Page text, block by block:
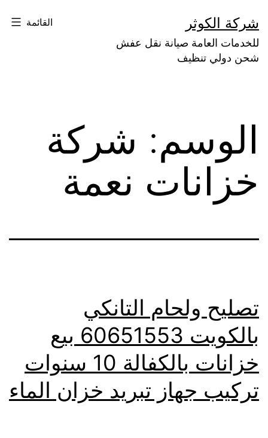
إلى
المحتوى
شركة الكوثر
للخدمات العامة صيانة نقل عفش
شحن دولي تنظيف
القائمة
الوسم: شركة
خزانات نعمة
تصليح ولحام التانكي
بالكويت 60651553 بيع
خزانات بالكفالة 10 سنوات
تركيب جهاز تبريد خزان الماء